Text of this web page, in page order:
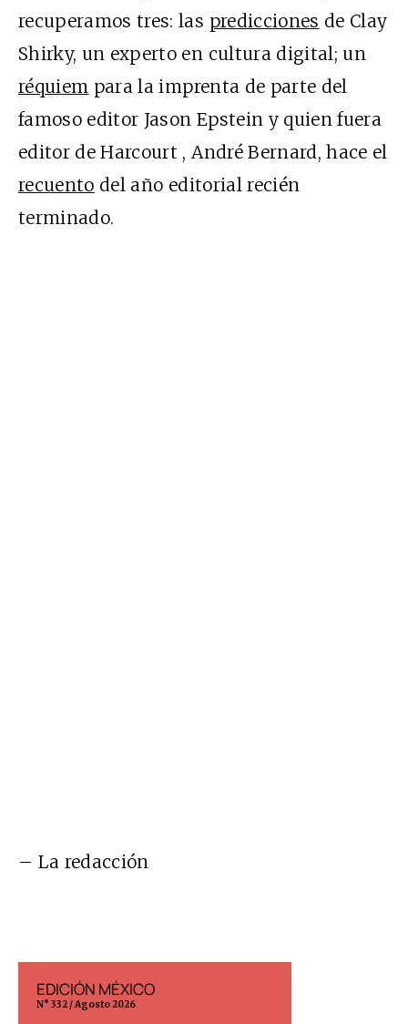
recuperamos tres: las predicciones de Clay
Shirky, un experto en cultura digital; un
réquiem para la imprenta de parte del
famoso editor Jason Epstein y quien fuera
editor de Harcourt , André Bernard, hace el
recuento del año editorial recién
terminado.
– La redacción
EDICIÓN MÉXICO
N° 332 / Agosto 2026